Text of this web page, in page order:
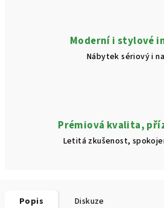
Moderní i stylové
Nábytek sériový i
Prémiová kvalita,
Letitá zkušenost,
Popis Diskuze